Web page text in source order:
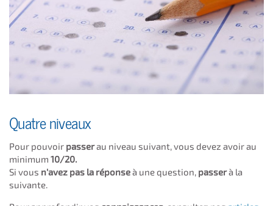
Quatre niveaux
Pour pouvoir passerau niveau suivant, vous devez avoir au
minimum 10/20.
Si vous n'avez pas la réponseà une question, passerà la
suivante.